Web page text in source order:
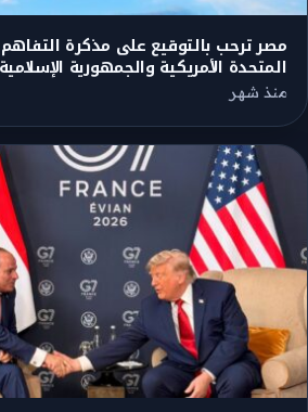
مصر ترحب بالتوقيع على مذكرة التفاهم
المتحدة الأمريكية والجمهورية الإسلامية
منذ شهر